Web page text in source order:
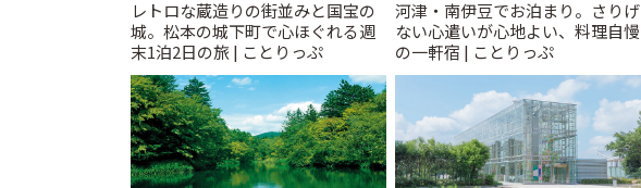
レトロな蔵造りの街並みと国宝の
城。松本の城下町で心ほぐれる週
末1泊2日の旅 | ことりっぷ
河津・南伊豆でお泊まり。さりげ
ない心遣いが心地よい、料理自慢
の一軒宿 | ことりっぷ